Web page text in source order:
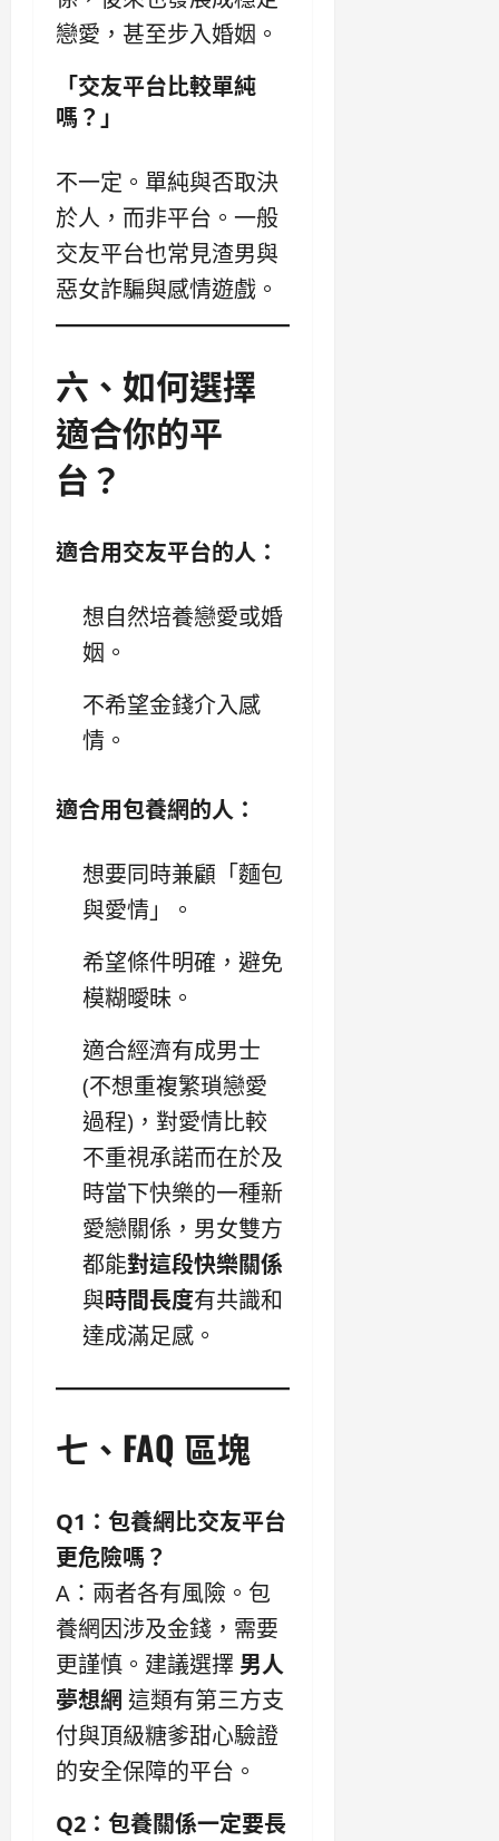
戀愛，甚至步入婚姻。
「交友平台比較單純
嗎？」
不一定。單純與否取決
於人，而非平台。一般
交友平台也常見渣男與
惡女詐騙與感情遊戲。
六、如何選擇
適合你的平
台？
適合用交友平台的人：
想自然培養戀愛或婚
姻。
不希望金錢介入感
情。
適合用包養網的人：
想要同時兼顧「麵包
與愛情」。
希望條件明確，避免
模糊曖昧。
適合經濟有成男士
(不想重複繁瑣戀愛
過程)，對愛情比較
不重視承諾而在於及
時當下快樂的一種新
愛戀關係，男女雙方
都能對這段快樂關係
與時間長度有共識和
達成滿足感。
七、FAQ 區塊
Q1：包養網比交友平台
更危險嗎？
A：兩者各有風險。包
養網因涉及金錢，需要
更謹慎。建議選擇 男人
夢想網 這類有第三方支
付與頂級糖爹甜心驗證
的安全保障的平台。
Q2：包養關係一定要長